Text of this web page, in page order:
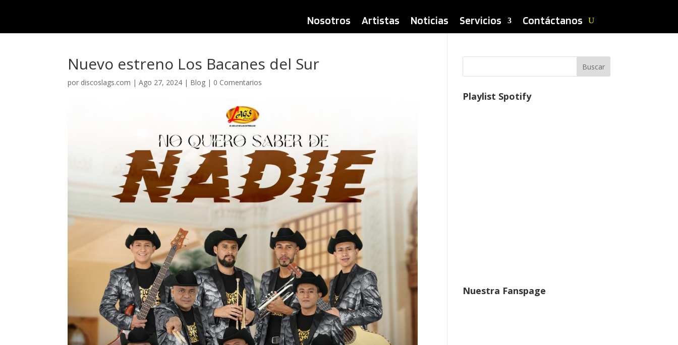
Nosotros
Artistas Noticias Servicios Contáctanos
Nuevo estreno Los Bacanes del Sur
por discoslags.com |Ago 27, 2024 | Blog | 0 Comentarios
Buscar
Playlist Spotify
Nuestra Fanspage